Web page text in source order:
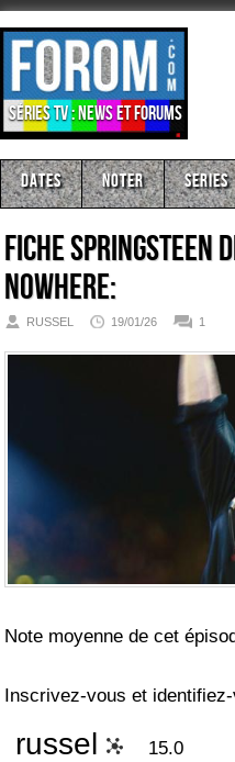
Séries TV : news et forums
Dates Noter Series
FicheSpringsteen
Nowhere:
RUSSEL 19/01/26 1
Note moyenne de cet
Inscrivez-vous et
russel
15.0